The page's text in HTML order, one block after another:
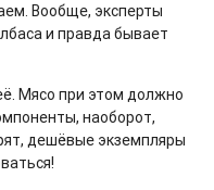
Вообще, эксперты
и правда бывает
Мясо при этом должно
наоборот,
дешёвые экземпляры